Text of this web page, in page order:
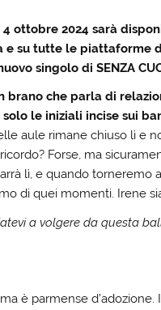
4 ottobre 2024 sarà
e su tutte le piattaforme
singolo di SENZA
brano che parla di
le iniziali incise sui
aule rimane chiuso lì e
Forse, ma
lì, e quando torneremo
di quei momenti. Irene
a volgere da questa
è parmense d’adozione.